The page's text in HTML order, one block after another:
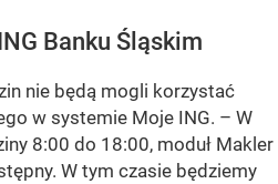
Banku Śląskim
nie będą mogli korzystać
w systemie Moje ING. – W
8:00 do 18:00, moduł Makler
W tym czasie będziemy